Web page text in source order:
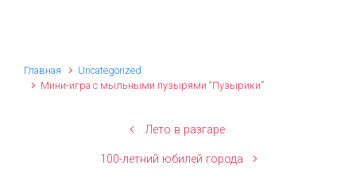
Главная
Uncategorized
Мини-игра с мыльными пузырями “Пузырики”
Лето в разгаре
100-летний юбилей города